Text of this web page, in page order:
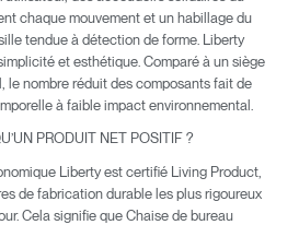
chaque mouvement et un habillage du
tendue à détection de forme. Liberty
et esthétique. Comparé à un siège
le nombre réduit des composants fait de
à faible impact environnemental.
PRODUIT NET POSITIF ?
Liberty est certifié Living Product,
de fabrication durable les plus rigoureux
Cela signifie que Chaise de bureau